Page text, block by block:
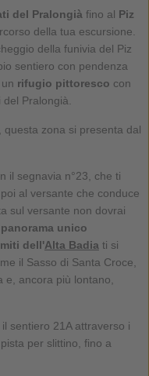
del Pralongià fino al Piz
della tua escursione.
della funivia del Piz
sentiero con pendenza
rifugio pittoresco con
Pralongià.
, questa zona si presenta dal
il segnavia n°23, che ti
al versante che conduce
sul versante non dovrai
panorama unico
dell'Alta Badia ti si
il Sasso di Santa Croce,
e, ancora più lontano,
sentiero 21A attraverso i
per slittino, fino a